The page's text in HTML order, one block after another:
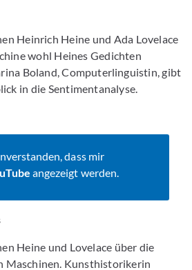
Heinrich Heine und Ada Lovelace
wohl Heines Gedichten
Boland, Computerlinguistin, gibt
in die Sentimentanalyse.
dass mir
angezeigt werden.
Heine und Lovelace über die
Maschinen. Kunsthistorikerin